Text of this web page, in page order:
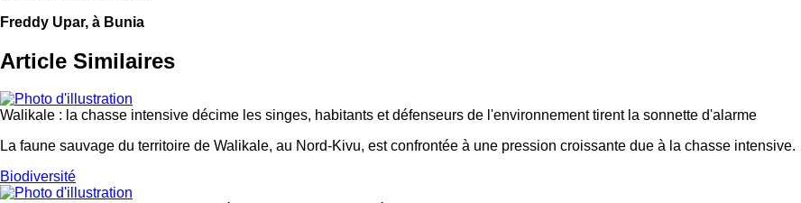
Freddy Upar, à Bunia
Article Similaires
Walikale : la chasse intensive décime les singes, habitants et défenseurs de l'environnement tirent la sonnette d'alarme
La faune sauvage du territoire de Walikale, au Nord-Kivu, est confrontée à une pression croissante due à la chasse intensive.
Biodiversité